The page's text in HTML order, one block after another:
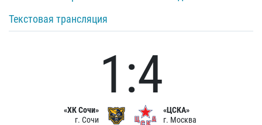
Текстовая трансляция
«ХК Сочи»
г. Сочи
1:4
«ЦСКА»
г. Москва